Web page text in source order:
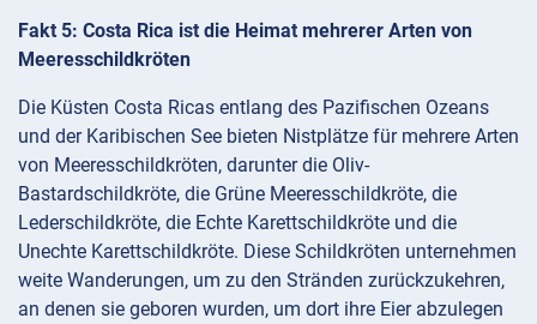
Fakt 5: Costa Rica ist die Heimat mehrerer Arten von
Meeresschildkröten
Die Küsten Costa Ricas entlang des Pazifischen Ozeans
und der Karibischen See bieten Nistplätze für mehrere Arten
von Meeresschildkröten, darunter die Oliv-
Bastardschildkröte, die Grüne Meeresschildkröte, die
Lederschildkröte, die Echte Karettschildkröte und die
Unechte Karettschildkröte. Diese Schildkröten unternehmen
weite Wanderungen, um zu den Stränden zurückzukehren,
an denen sie geboren wurden, um dort ihre Eier abzulegen